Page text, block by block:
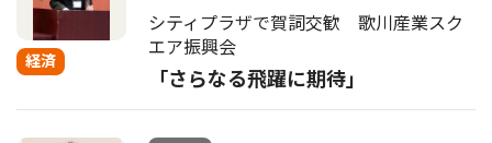
経済
シティプラザで賀詞交歓 歌川産業スク
エア振興会
「さらなる飛躍に期待」